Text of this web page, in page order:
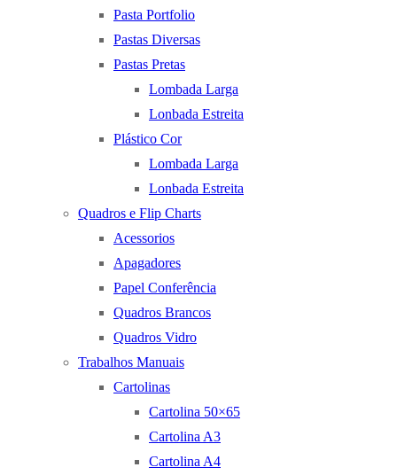
Pasta Portfolio
Pastas Diversas
Pastas Pretas
Lombada Larga
Lonbada Estreita
Plástico Cor
Lombada Larga
Lonbada Estreita
Quadros e Flip Charts
Acessorios
Apagadores
Papel Conferência
Quadros Brancos
Quadros Vidro
Trabalhos Manuais
Cartolinas
Cartolina 50×65
Cartolina A3
Cartolina A4